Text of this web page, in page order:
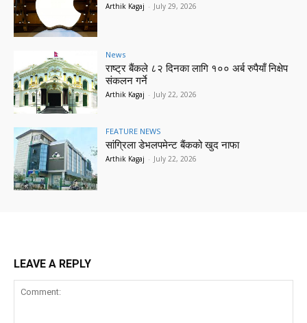
Arthik Kagaj - July 29, 2026
News
राष्ट्र बैंकले ८२ दिनका लागि १०० अर्ब रुपैयाँ निक्षेप
संकलन गर्ने
Arthik Kagaj - July 22, 2026
FEATURE NEWS
सांग्रिला डेभलपमेन्ट बैंकको खुद नाफा
Arthik Kagaj - July 22, 2026
LEAVE A REPLY